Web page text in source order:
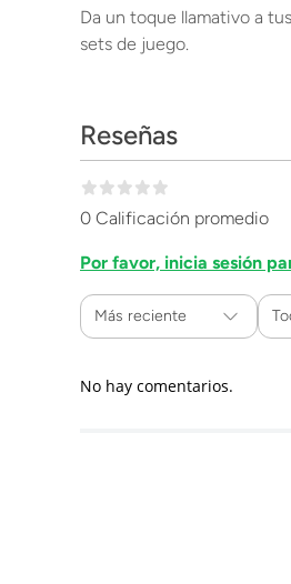
Da un toque llamativo a
sets de juego.
Reseñas
0 Calificación promedio
Por favor, inicia sesión
Más reciente
No hay comentarios.